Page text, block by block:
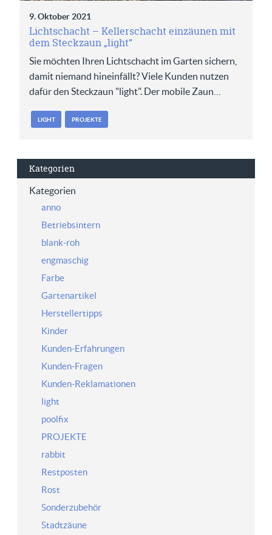
9. Oktober 2021
Lichtschacht – Kellerschacht einzäunen mit
dem Steckzaun „light“
Sie möchten Ihren Lichtschacht im Garten sichern,
damit niemand hineinfällt? Viele Kunden nutzen
dafür den Steckzaun "light". Der mobile Zaun…
LIGHT PROJEKTE
Kategorien
Kategorien
anno
Betriebsintern
blank-roh
engmaschig
Farbe
Gartenartikel
Herstellertipps
Kinder
Kunden-Erfahrungen
Kunden-Fragen
Kunden-Reklamationen
light
poolfix
PROJEKTE
rabbit
Restposten
Rost
Sonderzubehör
Stadtzäune